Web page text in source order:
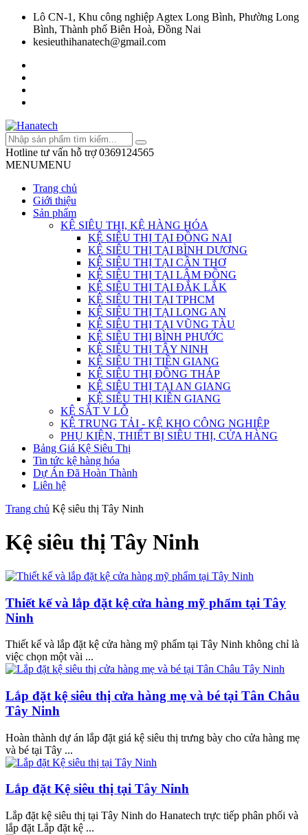
Lô CN-1, Khu công nghiệp Agtex Long Bình, Phường Long
Bình, Thành phố Biên Hoà, Đồng Nai
kesieuthihanatech@gmail.com
Hotline tư vấn hỗ trợ 0369124565
MENUMENU
Trang chủ
Giới thiệu
Sản phẩm
KỆ SIÊU THỊ, KỆ HÀNG HÓA
KỆ SIÊU THỊ TẠI ĐỒNG NAI
KỆ SIÊU THỊ TẠI BÌNH DƯƠNG
KỆ SIÊU THỊ TẠI CẦN THƠ
KỆ SIÊU THỊ TẠI LÂM ĐỒNG
KỆ SIÊU THỊ TẠI ĐẮK LẮK
KỆ SIÊU THỊ TẠI TPHCM
KỆ SIÊU THỊ TẠI LONG AN
KỆ SIÊU THỊ TẠI VŨNG TÀU
KỆ SIÊU THỊ BÌNH PHƯỚC
KỆ SIÊU THỊ TÂY NINH
KỆ SIÊU THỊ TIỀN GIANG
KỆ SIÊU THỊ ĐỒNG THÁP
KỆ SIÊU THỊ TẠI AN GIANG
KỆ SIÊU THỊ KIÊN GIANG
KỆ SẮT V LỖ
KỆ TRUNG TẢI - KỆ KHO CÔNG NGHIỆP
PHỤ KIỆN, THIẾT BỊ SIÊU THỊ, CỬA HÀNG
Bảng Giá Kệ Siêu Thị
Tin tức kệ hàng hóa
Dự Án Đã Hoàn Thành
Liên hệ
Trang chủ Kệ siêu thị Tây Ninh
Kệ siêu thị Tây Ninh
Thiết kế và lắp đặt kệ cửa hàng mỹ phẩm tại Tây
Ninh
Thiết kế và lắp đặt kệ cửa hàng mỹ phẩm tại Tây Ninh không chỉ là
việc chọn một vài ...
Lắp đặt kệ siêu thị cửa hàng mẹ và bé tại Tân Châu
Tây Ninh
Hoàn thành dự án lắp đặt giá kệ siêu thị trưng bày cho cửa hàng mẹ
và bé tại Tây ...
Lắp đặt Kệ siêu thị tại Tây Ninh
Lắp đặt kệ siêu thị tại Tây Ninh do Hanatech trực tiếp phân phối và
lắp đặt Lắp đặt kệ ...